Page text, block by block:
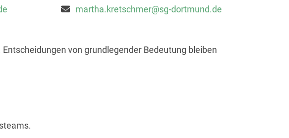
martha.kretschmer@sg-dortmund.de
von grundlegender Bedeutung bleiben